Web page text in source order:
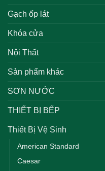
Gạch ốp lát
Khóa cửa
Nội Thất
Sản phẩm khác
SƠN NƯỚC
THIẾT BỊ BẾP
Thiết Bị Vệ Sinh
American Standard
Caesar